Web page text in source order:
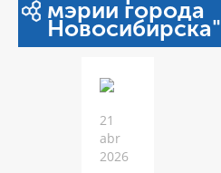
мэрии города
Новосибирска"
21
abr
2026